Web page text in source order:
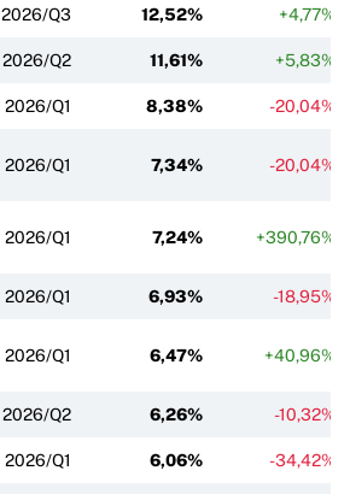
2026/Q3 12,52% +4,77%
2026/Q2 11,61% +5,83%
2026/Q1 8,38% -20,04%
2026/Q1 7,34% -20,04%
2026/Q1 7,24% +390,76%
2026/Q1 6,93% -18,95%
2026/Q1 6,47% +40,96%
2026/Q2 6,26% -10,32%
2026/Q1 6,06% -34,42%